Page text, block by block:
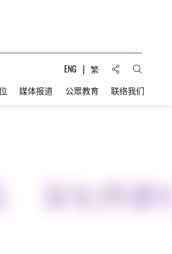
ENG 繁 分享到:打开搜
媒体报道 公眾教育 联络我们
深化师德